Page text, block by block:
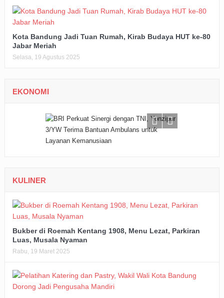
Kota Bandung Jadi Tuan Rumah, Kirab Budaya HUT ke-80
Jabar Meriah
Selasa, 19 Agustus 2025
EKONOMI
KULINER
Bukber di Roemah Kentang 1908, Menu Lezat, Parkiran
Luas, Musala Nyaman
Rabu, 19 Maret 2025